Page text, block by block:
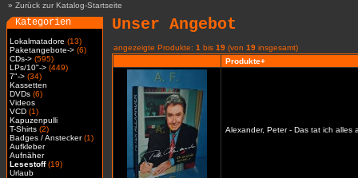
» Zurück zur Katalog-Startseite
Kategorien
Lokalmatadore (13)
Paketangebote-> (6)
CDs-> (595)
LPs/10"-> (449)
7"-> (34)
Kassetten
DVDs (6)
Videos
VCD (1)
Kapuzenpulli
T-Shirts (2)
Badges / Anstecker(1)
Aufkleber
Aufnäher
Lesestoff(19)
Urlaub
Unser Angebot
angezeigte Produkte: 1 bis 19 (von 19 insgesamt)
Produkte+
Alexander, Peter - Das tat ich alles